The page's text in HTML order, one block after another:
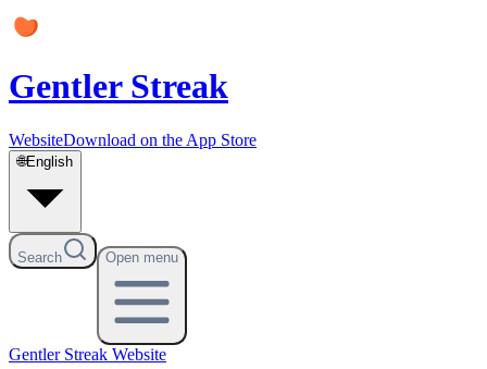
Gentler Streak
WebsiteDownload on the App Store
🌐English
Search Open menu
Gentler Streak Website